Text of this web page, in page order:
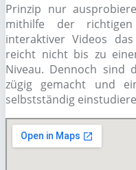
Prinzip nur
mithilfe der
interaktiver Videos das
reicht nicht bis zu
Niveau. Dennoch sind
zügig gemacht und
selbstständig